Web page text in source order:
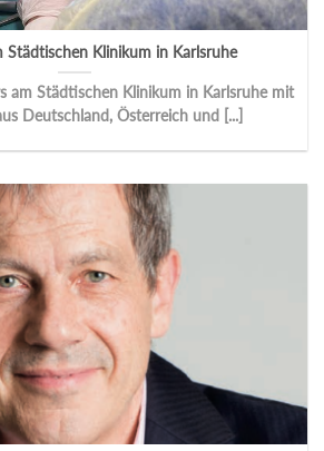
Städtischen Klinikum in Karlsruhe
am Städtischen Klinikum in Karlsruhe mit
Deutschland, Österreich und [...]